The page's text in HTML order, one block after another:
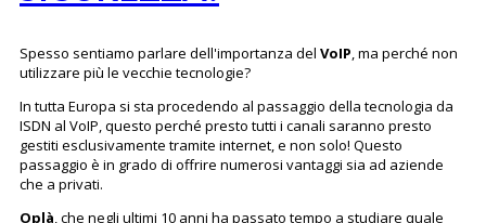
Spesso sentiamo parlare dell'importanza del VoIP, ma perché non
utilizzare più le vecchie tecnologie?
In tutta Europa si sta procedendo al passaggio della tecnologia da
ISDN al VoIP, questo perché presto tutti i canali saranno presto
gestiti esclusivamente tramite internet, e non solo! Questo
passaggio è in grado di offrire numerosi vantaggi sia ad aziende
che a privati.
Oplà, che negli ultimi 10 anni ha passato tempo a studiare quale